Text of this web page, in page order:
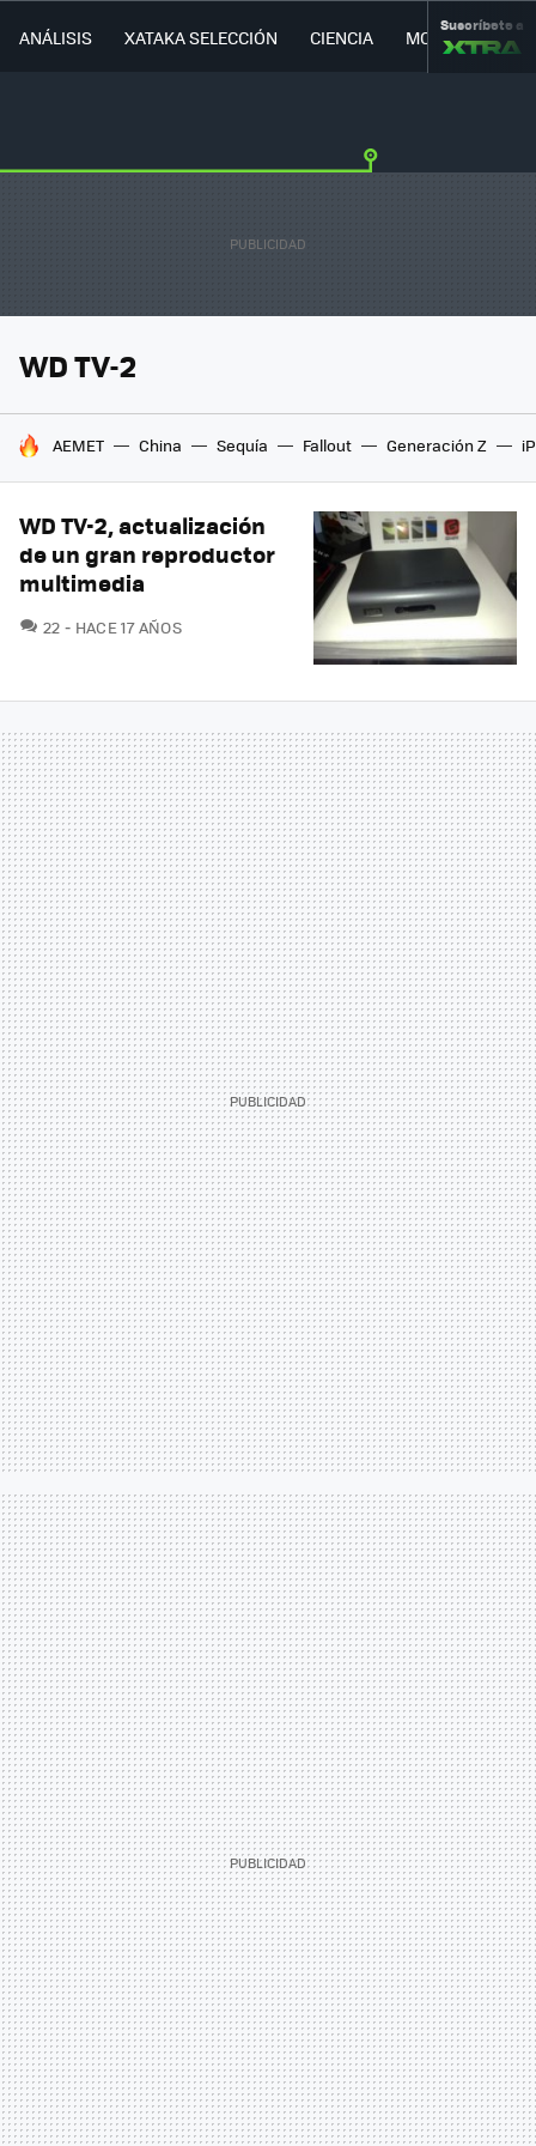
ANÁLISIS XATAKA SELECCIÓN CIENCIA MOVILIDAD
Suscríbete a
WD TV-2
HOY SE HABLA DE
AEMET China Sequía Fallout Generación Z
WD TV-2, actualización
de un gran reproductor
multimedia
22 COMENTARIOS
HACE 17 AÑOS